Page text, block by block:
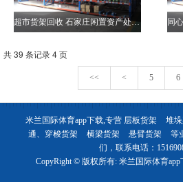
超市货架回收 石家庄闲置资产处置需要注意的几点
共 39 条记录 4 页
<< < 5 6
米兰国际体育app下载,专营 层板货架 堆
通、穿梭货架
横梁货架 悬臂货架
等
们，联系电话：
CopyRight © 版权所有: 米兰国际体育app